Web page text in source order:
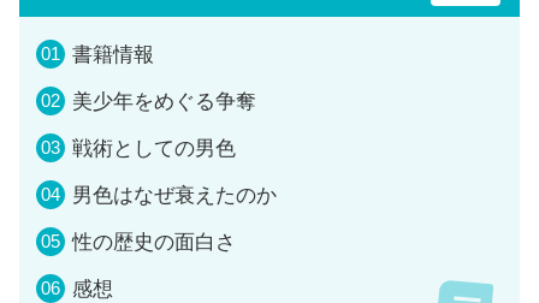
書籍情報
美少年をめぐる争奪
戦術としての男色
男色はなぜ衰えたのか
性の歴史の面白さ
感想